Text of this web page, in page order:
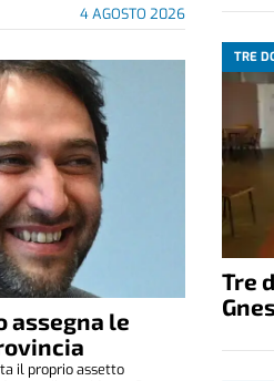
4 AGOSTO 2026
assegna le
il proprio assetto
TRE
Tre